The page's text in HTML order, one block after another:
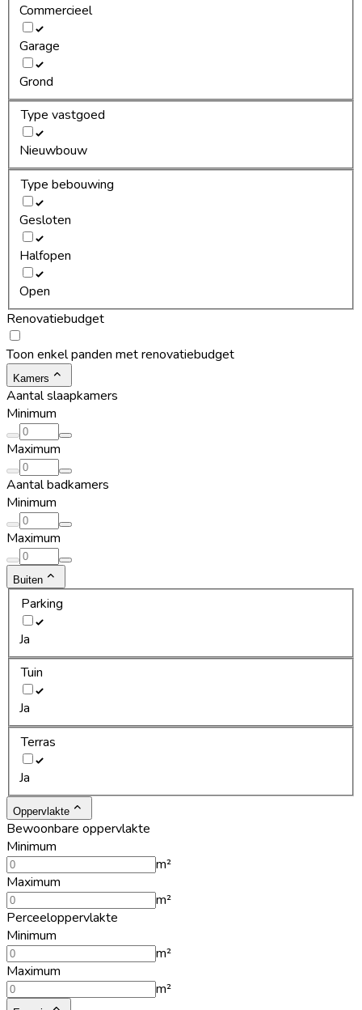
Commercieel
Garage
Grond
Type vastgoed
Nieuwbouw
Type bebouwing
Gesloten
Halfopen
Open
Renovatiebudget
Toon enkel panden met renovatiebudget
Kamers
Aantal slaapkamers
Minimum
Maximum
Aantal badkamers
Minimum
Maximum
Buiten
Parking
Ja
Tuin
Ja
Terras
Ja
Oppervlakte
Bewoonbare oppervlakte
Minimum
m²
Maximum
m²
Perceeloppervlakte
Minimum
m²
Maximum
m²